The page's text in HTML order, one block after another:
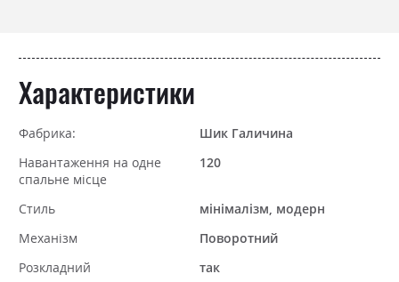
Характеристики
Фабрика:
Шик Галичина
Навантаження на одне
спальне місце
120
Стиль
мінімалізм, модерн
Механізм
Поворотний
Розкладний
так